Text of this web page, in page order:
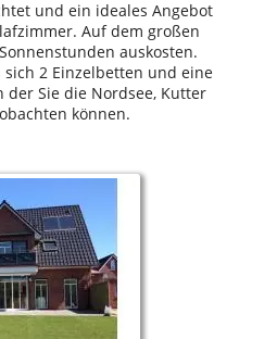
und ein ideales Angebot
Auf dem großen
auskosten.
sich 2 Einzelbetten und eine
der Sie die Nordsee, Kutter
können.